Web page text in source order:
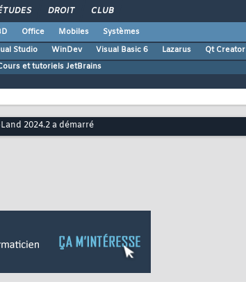
DROIT CLUB
Office Mobiles
Systèmes
Studio WinDev Visual Basic 6 Lazarus
Qt Creator
et tutoriels JetBrains
2024.2 a démarré